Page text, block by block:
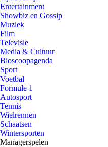
Entertainment
Showbiz en Gossip
Muziek
Film
Televisie
Media & Cultuur
Bioscoopagenda
Sport
Voetbal
Formule 1
Autosport
Tennis
Wielrennen
Schaatsen
Wintersporten
Managerspelen